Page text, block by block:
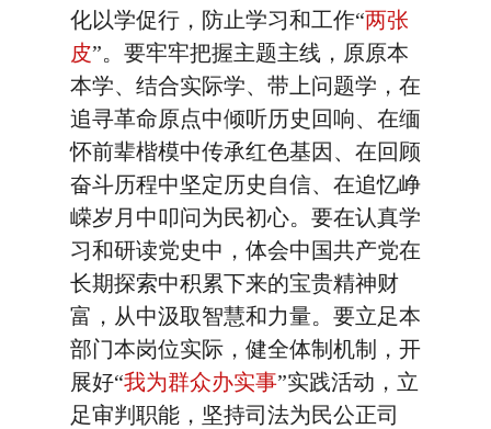
化以学促行，防止学习和工作“两张
皮”。要牢牢把握主题主线，原原本
本学、结合实际学、带上问题学，在
追寻革命原点中倾听历史回响、在缅
怀前辈楷模中传承红色基因、在回顾
奋斗历程中坚定历史自信、在追忆峥
嵘岁月中叩问为民初心。要在认真学
习和研读党史中，体会中国共产党在
长期探索中积累下来的宝贵精神财
富，从中汲取智慧和力量。要立足本
部门本岗位实际，健全体制机制，开
展好“我为群众办实事”实践活动，立
足审判职能，坚持司法为民公正司